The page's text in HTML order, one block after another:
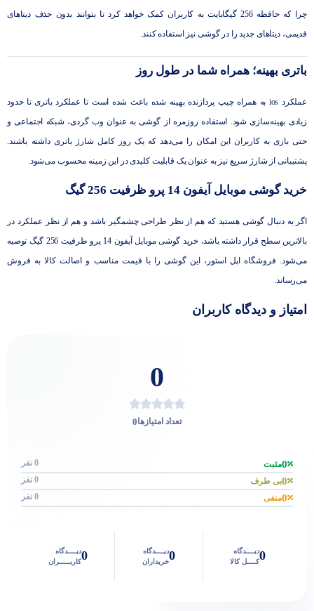
چرا که حافظه 256 گیگابایت به کاربران کمک خواهد کرد تا بتوانند بدون حذف دیتاهای
قدیمی، دیتاهای جدید را در گوشی نیز استفاده کنند.
باتری بهینه؛ همراه شما در طول روز
عملکرد ios به همراه چیپ پردازنده بهینه شده باعث شده است تا عملکرد باتری تا حدود
زیادی بهینه‌سازی شود. استفاده روزمره از گوشی به عنوان وب گردی، شبکه اجتماعی و
حتی بازی به کاربران این امکان را می‌دهد که یک روز کامل شارژ باتری داشته باشند.
پشتیبانی از شارژ سریع نیز به عنوان یک قابلیت کلیدی در این زمینه محسوب می‌شود.
خرید گوشی موبایل آیفون 14 پرو ظرفیت 256 گیگ
اگر به دنبال گوشی هستید که هم از نظر طراحی چشمگیر باشد و هم از نظر عملکرد در
بالاترین سطح قرار داشته باشد، خرید گوشی موبایل آیفون 14 پرو ظرفیت 256 گیگ توصیه
می‌شود. فروشگاه اپل استور، این گوشی را با قیمت مناسب و اصالت کالا به فروش
می‌رساند.
امتیاز و دیدگاه کاربران
0
تعداد امتیازها0
0مثبت 0 نفر
0بی طرف 0 نفر
0منفی 0 نفر
0دیــــدگاه
کــــل کالا
0دیــــدگاه
خریداران
0دیــــدگاه
کاربـــــران